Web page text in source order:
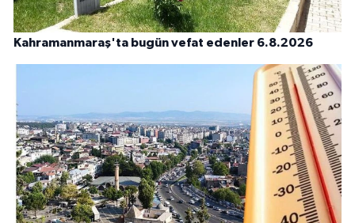
Kahramanmaraş'ta bugün vefat edenler 6.8.2026